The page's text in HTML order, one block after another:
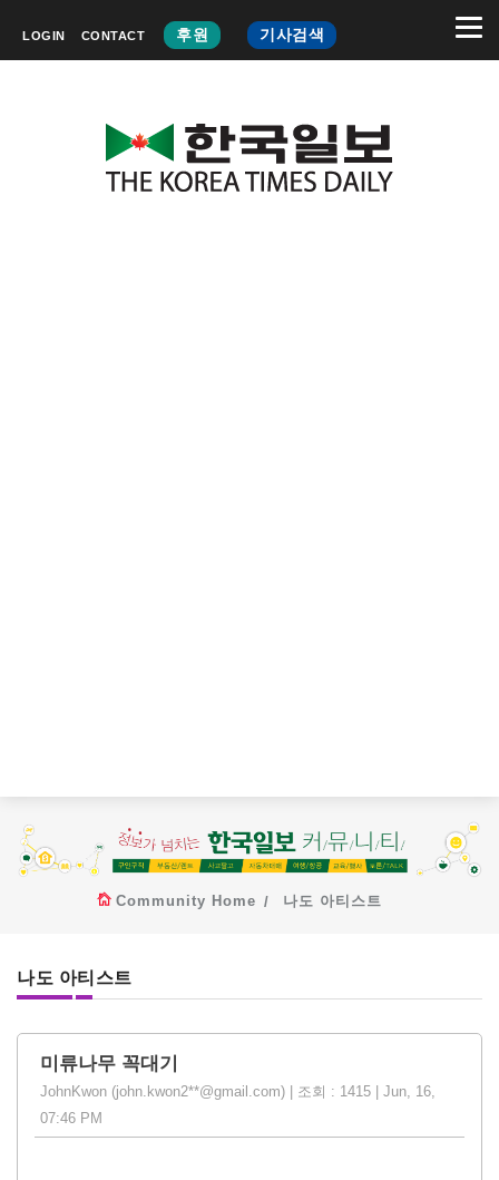
LOGIN CONTACT 후원 기사검색
Community Home 나도 아티스트
나도 아티스트
미류나무 꼭대기
JohnKwon (john.kwon2**@gmail.com) | 조회 : 1415 | Jun, 16,
07:46 PM